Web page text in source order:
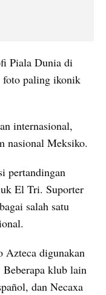
Piala Dunia di
foto paling ikonik
internasional,
nasional Meksiko.
pertandingan
El Tri. Suporter
salah satu
Azteca digunakan
klub lain
dan Necaxa